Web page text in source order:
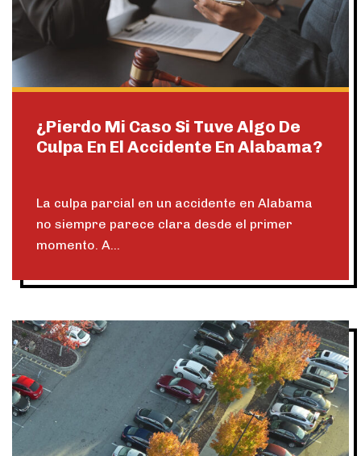
¿Pierdo Mi Caso Si Tuve Algo De
Culpa En El Accidente En Alabama?
La culpa parcial en un accidente en Alabama
no siempre parece clara desde el primer
momento. A...